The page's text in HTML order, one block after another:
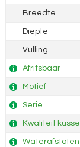
Breedte
Diepte
Vulling
Afritsbaar
Motief
Serie
Kwaliteit